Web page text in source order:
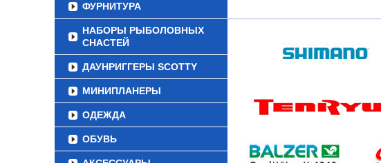
ФУРНИТУРА
НАБОРЫ РЫБОЛОВНЫХ
СНАСТЕЙ
ДАУНРИГГЕРЫ SCOTTY
МИНИПЛАНЕРЫ
ОДЕЖДА
ОБУВЬ